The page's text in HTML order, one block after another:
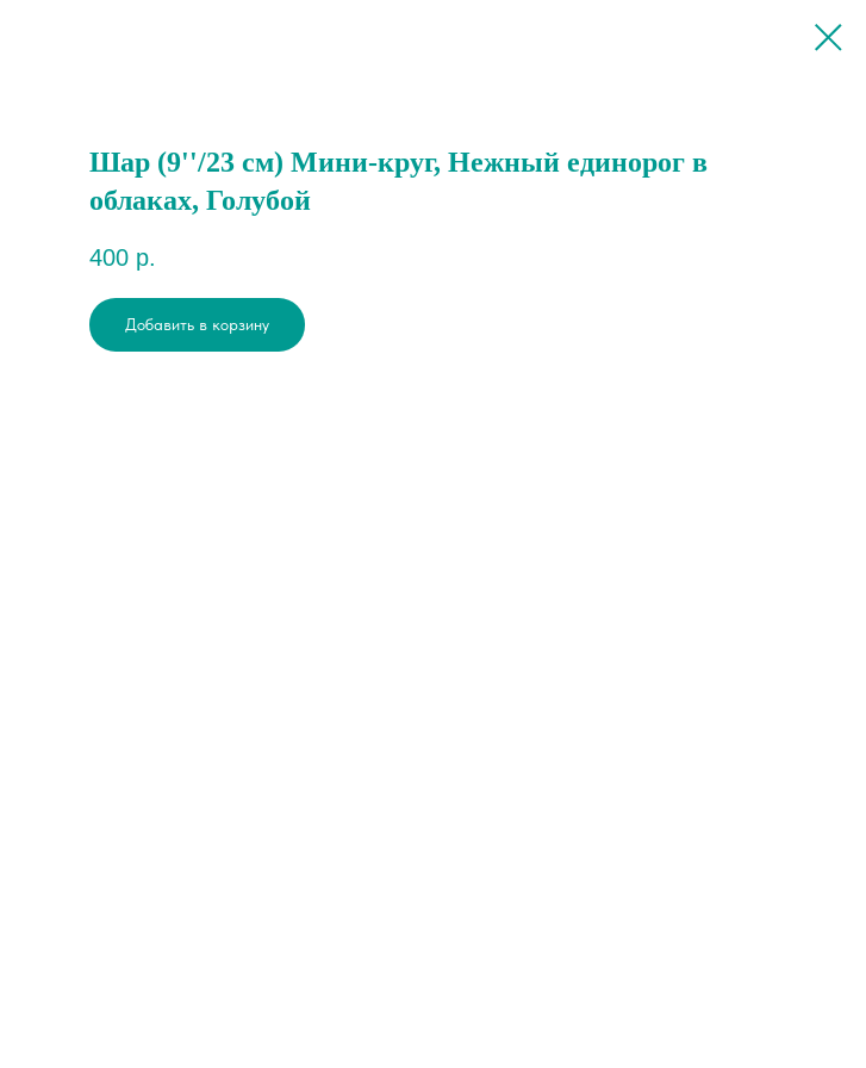
Шар (9''/23 см) Мини-круг, Нежный единорог в
облаках, Голубой
400 р.
Добавить в корзину